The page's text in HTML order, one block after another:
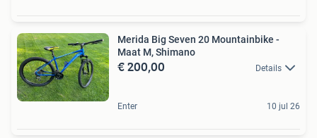
Merida Big Seven 20 Mountainbike -
Maat M, Shimano
€ 200,00 Details
Enter 10 jul 26